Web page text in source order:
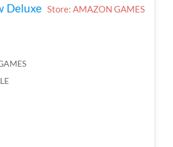
Deluxe Store: AMAZON GAMES